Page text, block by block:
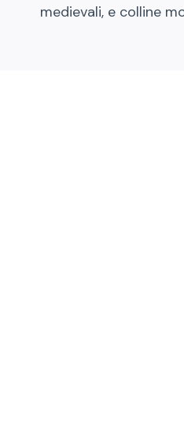
medievali, e colline